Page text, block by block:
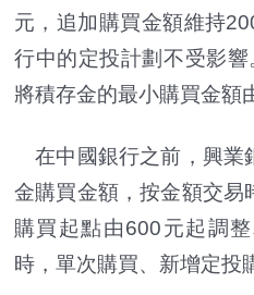
元，追加購買金額維持
行中的定投計劃不受影
將積存金的最小購買金額
在中國銀行之前，興業
金購買金額，按金額交易
購買起點由600元起調
時，單次購買、新增定投